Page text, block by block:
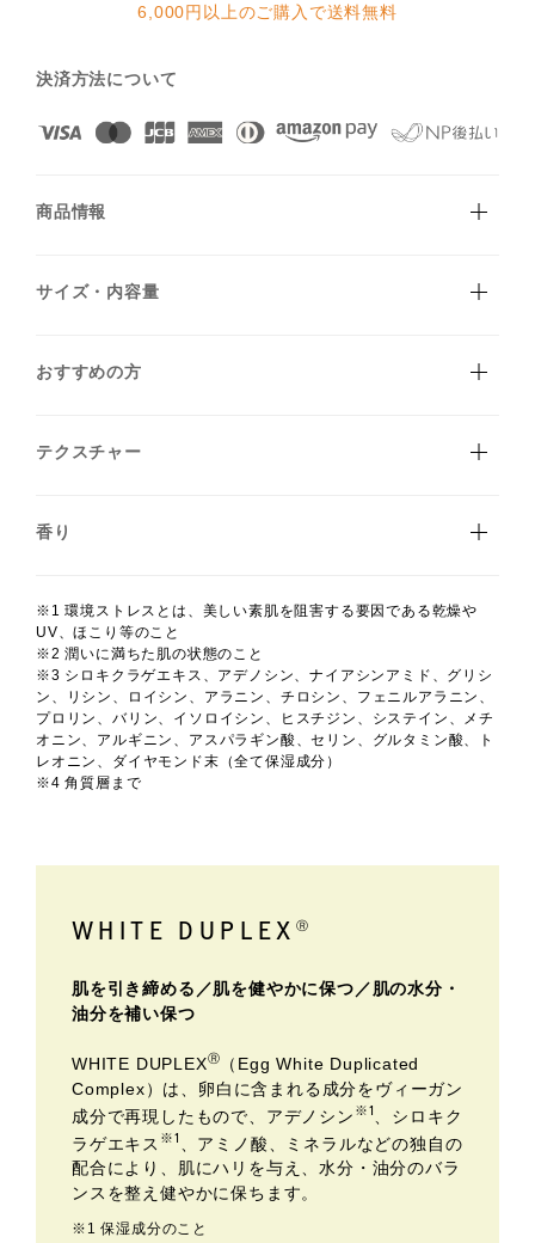
6,000円以上のご購入で送料無料
決済方法について
商品情報
サイズ・内容量
おすすめの方
テクスチャー
香り
※1 環境ストレスとは、美しい素肌を阻害する要因である乾燥や
UV、ほこり等のこと
※2 潤いに満ちた肌の状態のこと
※3 シロキクラゲエキス、アデノシン、ナイアシンアミド、グリシ
ン、リシン、ロイシン、アラニン、チロシン、フェニルアラニン、
プロリン、バリン、イソロイシン、ヒスチジン、システイン、メチ
オニン、アルギニン、アスパラギン酸、セリン、グルタミン酸、ト
レオニン、ダイヤモンド末（全て保湿成分）​
※4 角質層まで
WHITE DUPLEX Ⓡ
肌を引き締める／肌を健やかに保つ／肌の水分・
油分を補い保つ​
WHITE DUPLEXⓇ
（Egg White Duplicated
Complex）は、卵白に含まれる成分をヴィーガン
成分で再現したもので、アデノシン ※1
、シロキク
ラゲエキス ※1
、アミノ酸、ミネラルなどの独自の
配合により、肌にハリを与え、水分・油分のバラ
ンスを整え健やかに保ちます。​
※1 保湿成分のこと